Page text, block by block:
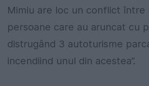
Mimiu are loc un conflict între
persoane care au aruncat cu
distrugând 3 autoturisme
incendiind unul din acestea”.